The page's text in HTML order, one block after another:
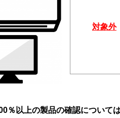
対象外
％以上の製品の確認について